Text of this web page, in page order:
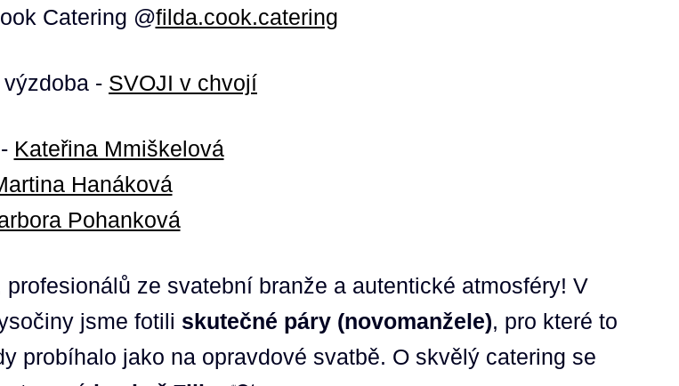
Catering @filda.cook.catering
- SVOJI v chvojí
Kateřina Mmiškelová
Hanáková
Pohanková
ze svatební branže a autentické atmosféry! V
jsme fotili skutečné páry (novomanžele), pro které to
probíhalo jako na opravdové svatbě. O skvělý catering se